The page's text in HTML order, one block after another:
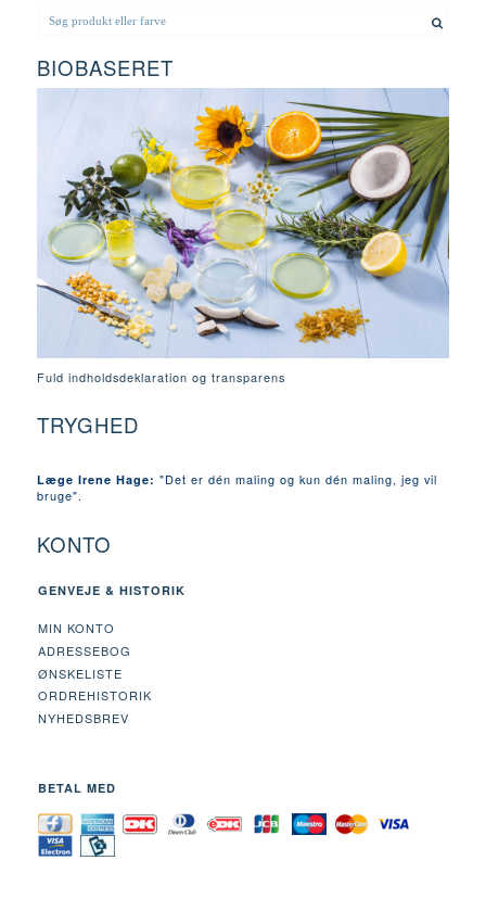
BIOBASERET
Fuld indholdsdeklaration og transparens
TRYGHED
Læge Irene Hage: "Det er dén maling og kun dén maling, jeg vil
bruge".
KONTO
GENVEJE & HISTORIK
MIN KONTO
ADRESSEBOG
ØNSKELISTE
ORDREHISTORIK
NYHEDSBREV
BETAL MED